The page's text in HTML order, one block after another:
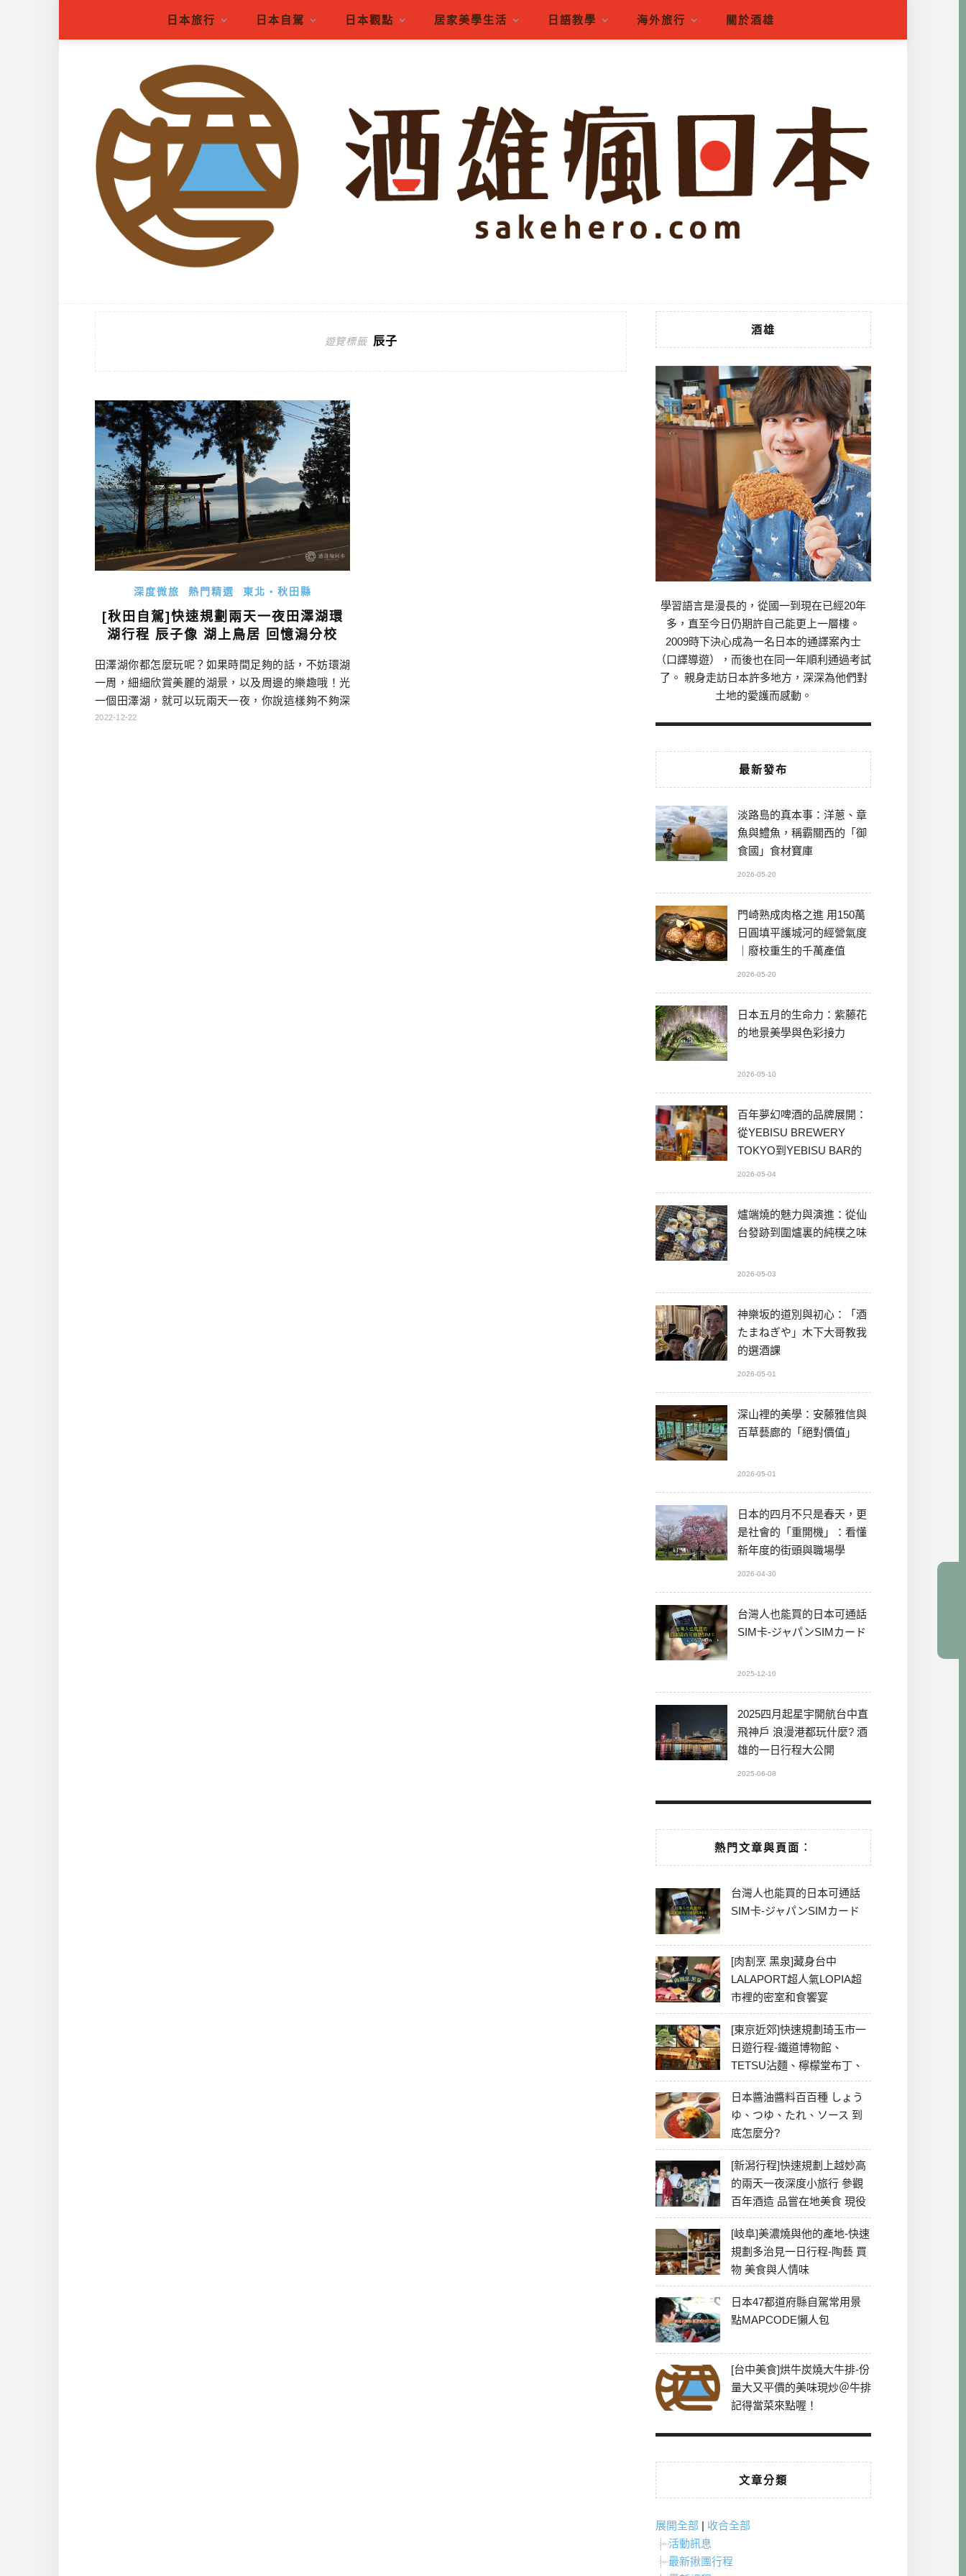
日本旅行 日本自駕 日本觀點 居家美學生活 日語教學 海外旅行 關於酒雄
遊覽標籤 辰子
深度微旅 熱門精選 東北・秋田縣
[秋田自駕]快速規劃兩天一夜田澤湖環
湖行程 辰子像 湖上鳥居 回憶潟分校
田澤湖你都怎麼玩呢？如果時間足夠的話，不妨環湖
一周，細細欣賞美麗的湖景，以及周邊的樂趣哦！光
一個田澤湖，就可以玩兩天一夜，你說這樣夠不夠深
度呢？ 田澤湖行程 D1（前面可接角館or中間可跑去乳
2022-12-22
酒雄
學習語言是漫長的，從國一到現在已經20年
多，直至今日仍期許自己能更上一層樓。
2009時下決心成為一名日本的通譯案內士
（口譯導遊），而後也在同一年順利通過考試
了。 親身走訪日本許多地方，深深為他們對
土地的愛護而感動。
最新發布
淡路島的真本事：洋蔥、章
魚與鱧魚，稱霸關西的「御
食國」食材寶庫
2026-05-20
門崎熟成肉格之進 用150萬
日圓填平護城河的經營氣度
｜廢校重生的千萬產值
2026-05-20
日本五月的生命力：紫藤花
的地景美學與色彩接力
2026-05-10
百年夢幻啤酒的品牌展開：
從YEBISU BREWERY
TOKYO到YEBISU BAR的
2026-05-04
爐端燒的魅力與演進：從仙
台發跡到圍爐裏的純樸之味
2026-05-03
神樂坂的道別與初心：「酒
たまねぎや」木下大哥教我
的選酒課
2026-05-01
深山裡的美學：安藤雅信與
百草藝廊的「絕對價值」
2026-05-01
日本的四月不只是春天，更
是社會的「重開機」：看懂
新年度的街頭與職場學
2026-04-30
台灣人也能買的日本可通話
SIM卡-ジャパンSIMカード
2025-12-10
2025四月起星宇開航台中直
飛神戶 浪漫港都玩什麼? 酒
雄的一日行程大公開
2025-06-08
熱門文章與頁面︰
台灣人也能買的日本可通話
SIM卡-ジャパンSIMカード
[肉割烹 黑泉]藏身台中
LALAPORT超人氣LOPIA超
市裡的密室和食饗宴
[東京近郊]快速規劃琦玉市一
日遊行程-鐵道博物館、
TETSU沾麵、檸檬堂布丁、
冰川神社、美食彙整
日本醬油醬料百百種 しょう
ゆ、つゆ、たれ、ソース 到
底怎麼分?
[新潟行程]快速規劃上越妙高
的兩天一夜深度小旅行 參觀
百年酒造 品嘗在地美食 現役
最老牌電影院
[岐阜]美濃燒與他的產地-快速
規劃多治見一日行程-陶藝 買
物 美食與人情味
日本47都道府縣自駕常用景
點MAPCODE懶人包
[台中美食]烘牛炭燒大牛排-份
量大又平價的美味現炒＠牛排
記得當菜來點喔！
文章分類
展開全部 | 收合全部
活動訊息
最新揪團行程